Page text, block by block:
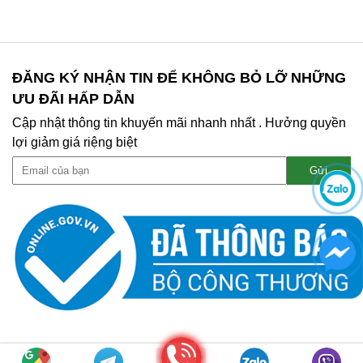
ĐĂNG KÝ NHẬN TIN ĐỂ KHÔNG BỎ LỠ NHỮNG
ƯU ĐÃI HẤP DẪN
Cập nhật thông tin khuyến mãi nhanh nhất . Hưởng quyền
lợi giảm giá riệng biệt
Gọi điện